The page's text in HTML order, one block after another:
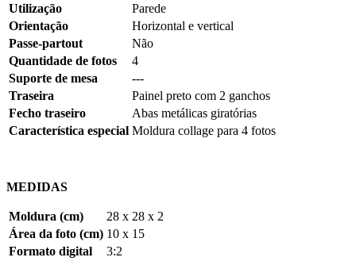
Utilização
Parede
Orientação
Horizontal e vertical
Passe-partout
Não
Quantidade de fotos
4
Suporte de mesa
---
Traseira
Painel preto com 2 ganchos
Fecho traseiro
Abas metálicas giratórias
Característica especial Moldura collage para 4 fotos
MEDIDAS
Moldura (cm)
28 x 28 x 2
Área da foto (cm) 10 x 15
Formato digital
3:2